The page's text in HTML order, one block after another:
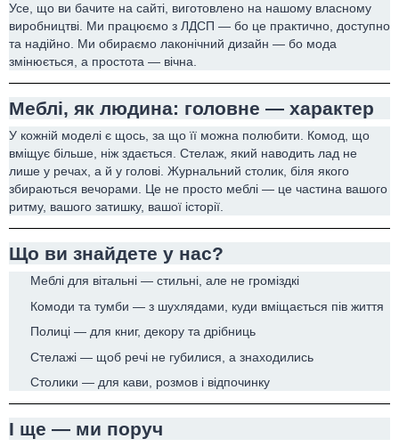
Усе, що ви бачите на сайті, виготовлено на нашому власному
виробництві. Ми працюємо з ЛДСП — бо це практично, доступно
та надійно. Ми обираємо лаконічний дизайн — бо мода
змінюється, а простота — вічна.
Меблі, як людина: головне — характер
У кожній моделі є щось, за що її можна полюбити. Комод, що
вміщує більше, ніж здається. Стелаж, який наводить лад не
лише у речах, а й у голові. Журнальний столик, біля якого
збираються вечорами. Це не просто меблі — це частина вашого
ритму, вашого затишку, вашої історії.
Що ви знайдете у нас?
Меблі для вітальні — стильні, але не громіздкі
Комоди та тумби — з шухлядами, куди вміщається пів життя
Полиці — для книг, декору та дрібниць
Стелажі — щоб речі не губилися, а знаходились
Столики — для кави, розмов і відпочинку
І ще — ми поруч